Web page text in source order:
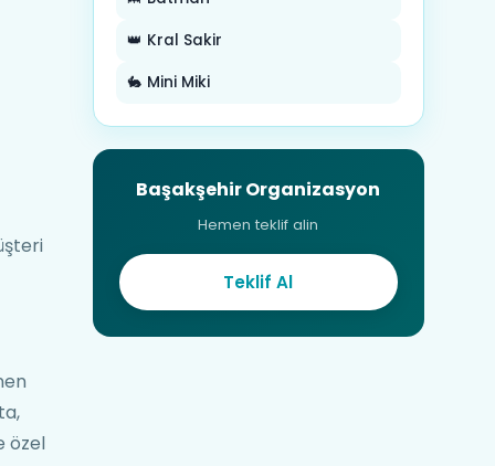
özel
👑 Kral Sakir
🐇 Mini Miki
Başakşehir Organizasyon
Hemen teklif alin
Teklif Al